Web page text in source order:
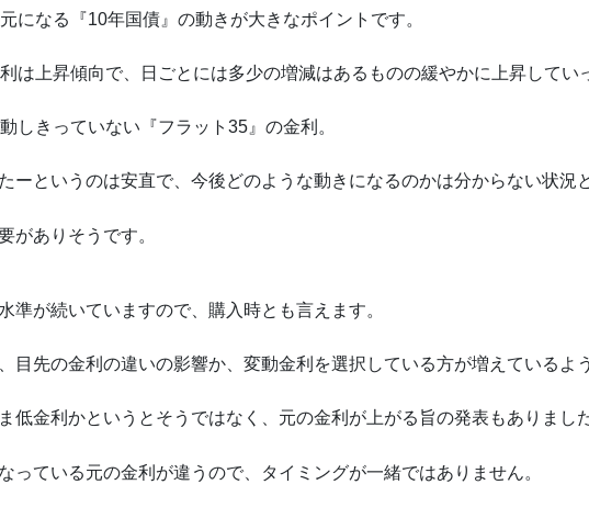
になる『10年国債』の動きが大きなポイントです。
は上昇傾向で、日ごとには多少の増減はあるものの緩やかに上昇してい
しきっていない『フラット35』の金利。
ーというのは安直で、今後どのような動きになるのかは分からない状況
がありそうです。
準が続いていますので、購入時とも言えます。
目先の金利の違いの影響か、変動金利を選択している方が増えているよ
低金利かというとそうではなく、元の金利が上がる旨の発表もありました
っている元の金利が違うので、タイミングが一緒ではありません。